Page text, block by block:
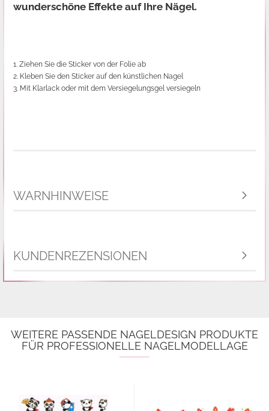
wunderschöne Effekte auf Ihre Nägel.
1. Ziehen Sie die Sticker von der Folie ab
2. Kleben Sie den Sticker auf den künstlichen Nagel
3. Mit Klarlack oder mit dem Versiegelungsgel versiegeln
WARNHINWEISE
KUNDENREZENSIONEN
WEITERE PASSENDE NAGELDESIGN PRODUKTE
FÜR PROFESSIONELLE NAGELMODELLAGE